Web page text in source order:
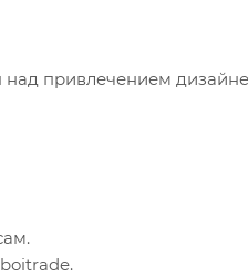
привлечением